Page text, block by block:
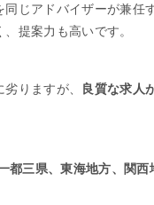
同じアドバイザーが兼任
提案力も高いです。
りますが、 良質な求人
都三県、東海地方、関西